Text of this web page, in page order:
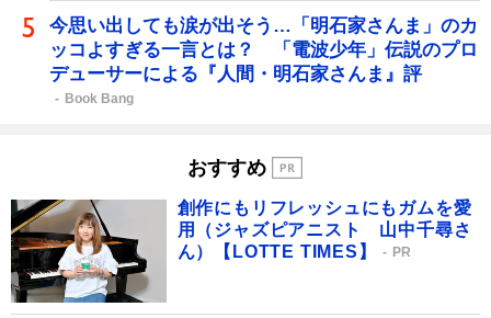
今思い出しても涙が出そう…「明石家さんま」のカ
ッコよすぎる一言とは？ 「電波少年」伝説のプロ
デューサーによる『人間・明石家さんま』評
Book Bang
おすすめ
創作にもリフレッシュにもガムを愛
用（ジャズピアニスト 山中千尋さ
ん）【LOTTE TIMES】
PR